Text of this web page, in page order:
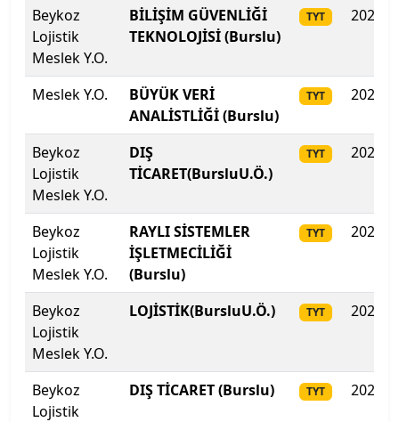
Kadir Has Üniversitesi
Kafkas Üniversitesi
Kahramanmaraş İstiklal Üniversitesi
Kahramanmaraş Sütçü İmam Üniversitesi
Kahramanmaraş Sütçü İmam Üniversitesi
Kapadokya Üniversitesi
Kapadokya Üniversitesi
Karabük Üniversitesi
Karadeniz Teknik Üniversitesi
Karamanoğlu Mehmetbey Üniversitesi
Beykoz
Lojistik
Meslek Y.O.
BİLİŞİM GÜVENLİĞİ
TEKNOLOJİSİ (Burslu)
TYT 2025
Meslek Y.O.
BÜYÜK VERİ
ANALİSTLİĞİ (Burslu)
TYT 2025
Beykoz
Lojistik
Meslek Y.O.
DIŞ
TİCARET(BursluU.Ö.)
TYT 2025
Beykoz
Lojistik
Meslek Y.O.
RAYLI SİSTEMLER
İŞLETMECİLİĞİ
(Burslu)
TYT 2025
Beykoz
Lojistik
Meslek Y.O.
LOJİSTİK(BursluU.Ö.) TYT 2025
Beykoz
Lojistik
DIŞ TİCARET (Burslu) TYT 2025